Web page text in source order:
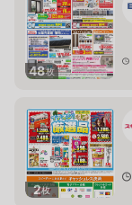
48枚
2枚